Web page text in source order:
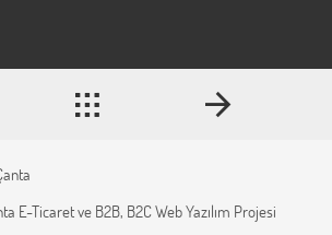
E-Ticaret ve B2B, B2C Web Yazılım Projesi